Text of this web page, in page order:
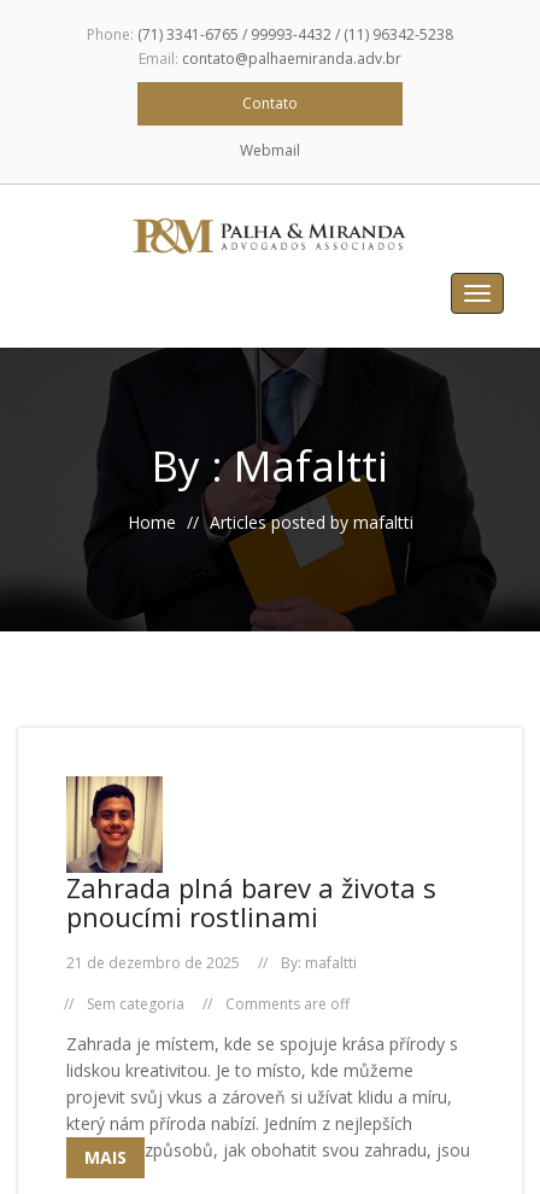
Phone: (71) 3341-6765 / 99993-4432 / (11) 96342-5238
Email: contato@palhaemiranda.adv.br
Contato
Webmail
Toggle
By : Mafaltti
Home Articles posted by mafaltti
Zahrada plná barev a života s
pnoucími rostlinami
21 de dezembro de 2025 By: mafaltti
Sem categoria
Comments are off
Zahrada je místem, kde se spojuje krása přírody s
lidskou kreativitou. Je to místo, kde můžeme
projevit svůj vkus a zároveň si užívat klidu a míru,
který nám příroda nabízí. Jedním z nejlepších
způsobů, jak obohatit svou zahradu, jsou
MAIS